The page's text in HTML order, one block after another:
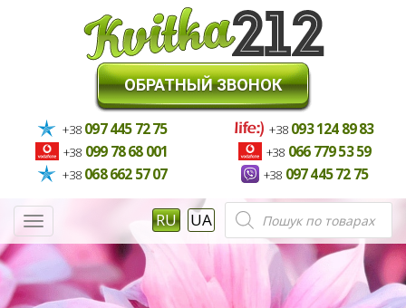
ОБРАТНЫЙ ЗВОНОК
+38 097 445 72 75 +38 093 124 89 83
+38 099 78 68 001 +38 066 779 53 59
+38 068 662 57 07 +38 097 445 72 75
Меню RU UA Поиск
товаров